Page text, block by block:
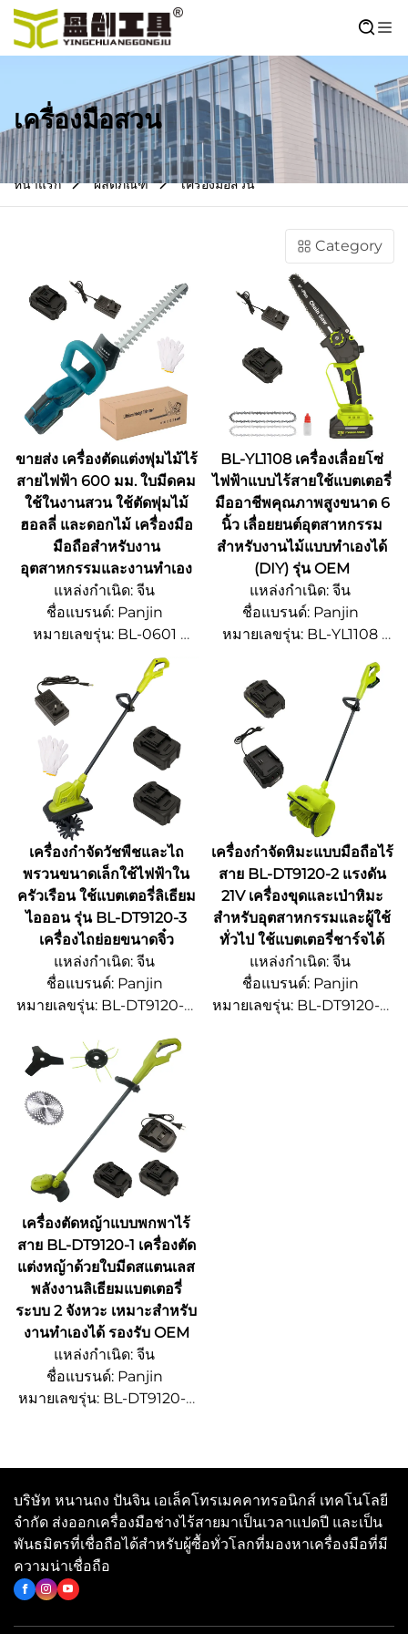
เครื่องมือสวน
หน้าแรก ผลิตภัณฑ์ เครื่องมือสวน
Category
ขายส่ง เครื่องตัดแต่งพุ่มไม้ไร้
สายไฟฟ้า 600 มม. ใบมีดคม
ใช้ในงานสวน ใช้ตัดพุ่มไม้
ฮอลลี่ และดอกไม้ เครื่องมือ
มือถือสำหรับงาน
อุตสาหกรรมและงานทำเอง
แหล่งกำเนิด: จีน
ชื่อแบรนด์: Panjin
หมายเลขรุ่น: BL-0601
จํานวนการสั่งซื้อขั้นต่ํา 500
รายละเอียดการบรรจุหีบห่อ:
ปรับแต่งได้
เวลาจัดส่ง: 15~20 วัน
ความสามารถในการจัดหา:
OEM/ODM
BL-YL1108 เครื่องเลื่อยโซ่
ไฟฟ้าแบบไร้สายใช้แบตเตอรี่
มืออาชีพคุณภาพสูงขนาด 6
นิ้ว เลื่อยยนต์อุตสาหกรรม
สำหรับงานไม้แบบทำเองได้
(DIY) รุ่น OEM
แหล่งกำเนิด: จีน
ชื่อแบรนด์: Panjin
หมายเลขรุ่น: BL-YL1108
รายละเอียดการบรรจุหีบห่อ:
ปรับแต่งได้
เวลาจัดส่ง: 15~20 วัน
ความสามารถในการจัดหา:
OEM/ODM
เครื่องกำจัดวัชพืชและไถ
พรวนขนาดเล็กใช้ไฟฟ้าใน
ครัวเรือน ใช้แบตเตอรี่ลิเธียม
ไอออน รุ่น BL-DT9120-3
เครื่องไถย่อยขนาดจิ๋ว
แหล่งกำเนิด: จีน
ชื่อแบรนด์: Panjin
หมายเลขรุ่น: BL-DT9120-3
ชิ้น
รายละเอียดการบรรจุหีบห่อ:
ปรับแต่งได้
เวลาจัดส่ง: 15~20 วัน
ความสามารถในการจัดหา:
OEM/ODM
เครื่องกำจัดหิมะแบบมือถือไร้
สาย BL-DT9120-2 แรงดัน
21V เครื่องขุดและเป่าหิมะ
สำหรับอุตสาหกรรมและผู้ใช้
ทั่วไป ใช้แบตเตอรี่ชาร์จได้
แหล่งกำเนิด: จีน
ชื่อแบรนด์: Panjin
หมายเลขรุ่น: BL-DT9120-2
เครื่องตัดหญ้าแบบพกพาไร้
สาย BL-DT9120-1 เครื่องตัด
แต่งหญ้าด้วยใบมีดสแตนเลส
พลังงานลิเธียมแบตเตอรี่
ระบบ 2 จังหวะ เหมาะสำหรับ
งานทำเองได้ รองรับ OEM
แหล่งกำเนิด: จีน
ชื่อแบรนด์: Panjin
หมายเลขรุ่น: BL-DT9120-1
รายละเอียดการบรรจุหีบห่อ:
เวลาจัดส่ง: 15~20 วัน
ความสามารถในการจัดหา:
OEM/ODM
บริษัท หนานถง ปันจิน เอเล็คโทรเมคคาทรอนิกส์ เทคโนโลยี
จำกัด ส่งออกเครื่องมือช่างไร้สายมาเป็นเวลาแปดปี และเป็น
พันธมิตรที่เชื่อถือได้สำหรับผู้ซื้อทั่วโลกที่มองหาเครื่องมือที่มี
ความน่าเชื่อถือ